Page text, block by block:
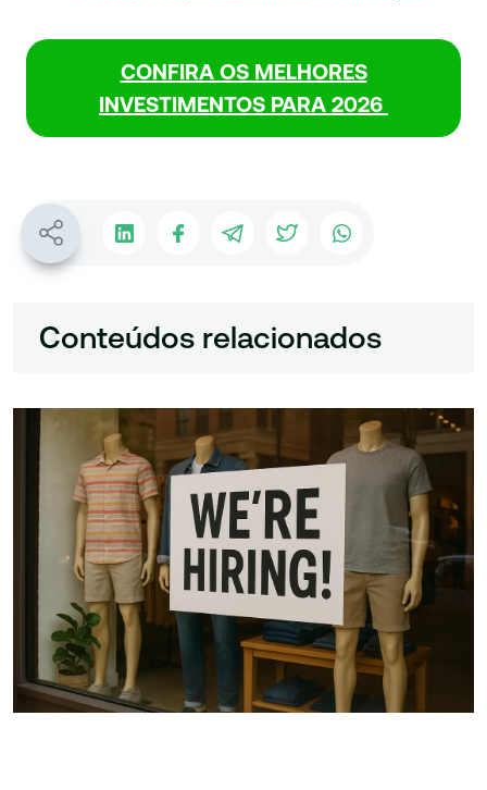
CONFIRA OS MELHORES
INVESTIMENTOS PARA 2026
Conteúdos relacionados